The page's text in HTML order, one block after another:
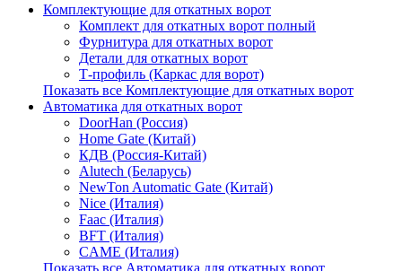
Комплектующие для откатных ворот
Комплект для откатных ворот полный
Фурнитура для откатных ворот
Детали для откатных ворот
Т-профиль (Каркас для ворот)
Показать все Комплектующие для откатных ворот
Автоматика для откатных ворот
DoorHan (Россия)
Home Gate (Китай)
КДВ (Россия-Китай)
Alutech (Беларусь)
NewTon Automatic Gate (Китай)
Nice (Италия)
Faac (Италия)
BFT (Италия)
CAME (Италия)
Показать все Автоматика для откатных ворот